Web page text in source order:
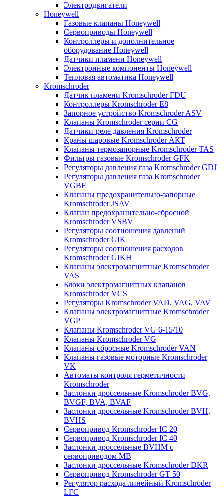
Электродвигатели
Honeywell
Газовые клапаны Honeywell
Сервоприводы Honeywell
Контроллеры и дополнительное
оборудование Honeywell
Датчики пламени Honeywell
Электронные компоненты Honeywell
Тепловая автоматика Honeywell
Kromschroder
Датчик пламени Kromschroder FDU
Контроллеры Kromschroder E8
Запорное устройство Kromschroder ASV
Клапаны Kromschroder серии CG
Датчики-реле давления Kromschroder
Краны шаровые Kromschroder АКТ
Клапаны термозапорные Kromschroder TAS
Фильтры газовые Kromschroder GFK
Регуляторы давления газа Kromschroder GDJ
Регуляторы давления газа Kromschroder
VGBF
Клапаны предохранительно-запорные
Kromschroder JSAV
Клапан предохранительно-сбросной
Kromschroder VSBV
Регуляторы соотношения давлений
Kromschroder GIK
Регуляторы соотношения расходов
Kromschroder GIKH
Клапаны электромагнитные Kromschroder
VAS
Блоки электромагнитных клапанов
Kromschroder VCS
Регуляторы Kromschroder VAD, VAG, VAV
Клапаны электромагнитные Kromschroder
VGP
Клапаны Kromschroder VG 6-15/10
Клапаны Kromschroder VG
Клапаны сбросные Kromschroder VAN
Клапаны газовые моторные Kromschroder
VK
Автоматы контроля герметичности
Kromschroder
Заслонки дроссельные Kromschroder BVG,
BVGF, BVA, BVAF
Заслонки дроссельные Kromschroder BVH,
BVHS
Сервопривод Kromschroder IC 20
Сервопривод Kromschroder IC 40
Заслонки дроссельные BVHM с
сервоприводом МВ
Заслонки дроссельные Kromschroder DKR
Cервопривод Kromschroder GT 50
Регулятор расхода линейный Kromschroder
LFC